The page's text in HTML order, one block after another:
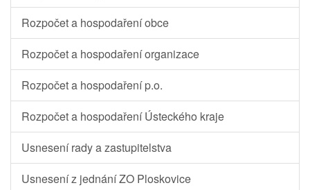
Rozpočet a hospodaření obce
Rozpočet a hospodaření organizace
Rozpočet a hospodaření p.o.
Rozpočet a hospodaření Ústeckého kraje
Usnesení rady a zastupitelstva
Usnesení z jednání ZO Ploskovice